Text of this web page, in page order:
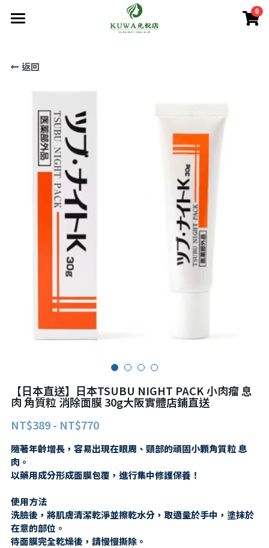
0
商品分類
減肥瘦身
美容美白
肌膚護理
美妝
保健/腸胃保健
第一類醫藥品
親子/嬰幼兒用品
購買須知
購買流程
關於我們
實體店鋪資訊
公司簡介
條款．保護政策
使用條款
個人資料保護政策
特定商取引法に基づく表記
/註冊
LINE加入好友
返回
【日本直送】日本TSUBU NIGHT PACK 小肉瘤 息
肉 角質粒 消除面膜 30g大阪實體店鋪直送
NT$389 - NT$770
隨著年齡增長，容易出現在眼周、頸部的頑固小顆角質粒 息
肉。
以藥用成分形成面膜包覆，進行集中修護保養！
使用方法
洗臉後，將肌膚清潔乾淨並擦乾水分，取適量於手中，塗抹於
在意的部位。
待面膜完全乾燥後，請慢慢撕除。
×
商品分類
所有商品分類
處方藥品/醫學康復治療藥品
第一類醫藥品
第二 三類醫藥品
疲勞痠痛
減肥瘦身
美容美白